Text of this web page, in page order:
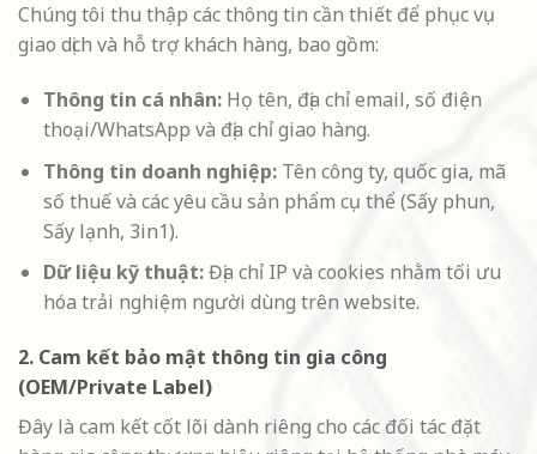
Chúng tôi thu thập các thông tin cần thiết để phục vụ
giao dịch và hỗ trợ khách hàng, bao gồm:
Thông tin cá nhân:Họ tên, địa chỉ email, số điện
thoại/WhatsApp và địa chỉ giao hàng.
Thông tin doanh nghiệp:Tên công ty, quốc gia, mã
số thuế và các yêu cầu sản phẩm cụ thể (Sấy phun,
Sấy lạnh, 3in1).
Dữ liệu kỹ thuật:Địa chỉ IP và cookies nhằm tối ưu
hóa trải nghiệm người dùng trên website.
2. Cam kết bảo mật thông tin gia công
(OEM/Private Label)
Đây là cam kết cốt lõi dành riêng cho các đối tác đặt